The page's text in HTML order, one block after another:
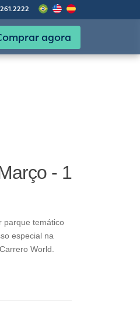
agora
- 1
parque temático
especial na
World.